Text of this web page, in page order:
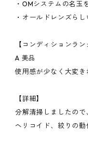
・OMシステムの名玉
・オールドレンズら
【コンディションラン
A 美品
使用感が少なく大変き
【詳細】
分解清掃しましたので
ヘリコイド、絞りの動